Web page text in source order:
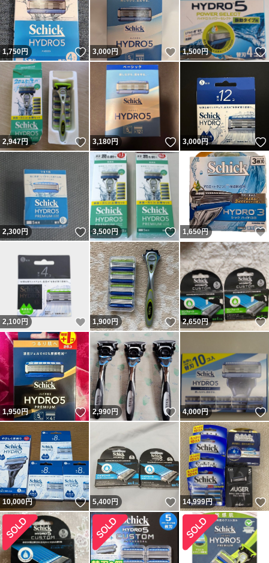
1,750円 いいね！
3,000円 いいね！
1,500円
2,947円 いいね！
3,180円 いいね！
3,000円
2,300円 いいね！
3,500円 いいね！
1,650円
2,100 円 いいね！
1,900円 いいね！
2,650円
1,950円 いいね！
2,990円 いいね！
4,000円
10,000円 いいね！
5,400円 いいね！
14,999円